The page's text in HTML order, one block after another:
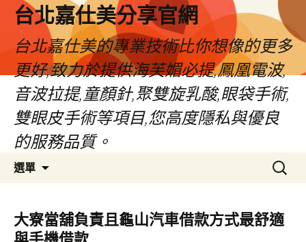
內
台北嘉仕美分享官網
台北嘉仕美的專業技術比你想像的更多
更好,致力於提供海芙媚必提,鳳凰電波,
音波拉提,童顏針,聚雙旋乳酸,眼袋手術,
雙眼皮手術等項目,您高度隱私與優良
的服務品質。
選單
搜
尋
鍵
字:
大寮當舖負責且龜山汽車借款方式最舒適